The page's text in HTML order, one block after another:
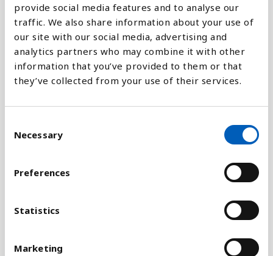
provide social media features and to analyse our
traffic. We also share information about your use of
our site with our social media, advertising and
analytics partners who may combine it with other
information that you’ve provided to them or that
they’ve collected from your use of their services.
Necessary
Preferences
Statistics
Marketing
Forklaring
Indikatoren er sat sammen af lederstillinger både i
højere og lavere grad, og i forskellige sektorer. Det
er store forskelle på andelen af kvinder i ledende
stillinger for eksempel i offentlig og privat sektor,
og magt ad fra disse tal. Tallene bliver indsamlet
Indikatoren 5.5.2 måler FN's Verdensmål 5, som
fuldstændig og reel deltagelse og lige muligheder
økonomiske og offentlige liv.